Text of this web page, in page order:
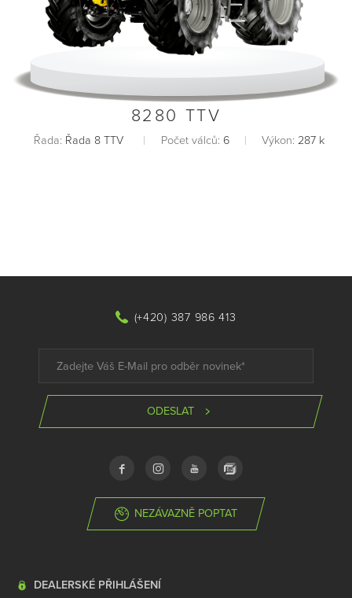
8280 TTV
Řada: Řada 8 TTV Počet válců: 6 Výkon: 287 k
(+420) 387 986 413
ODESLAT
NEZÁVAZNĚ POPTAT
DEALERSKÉ PŘIHLÁŠENÍ